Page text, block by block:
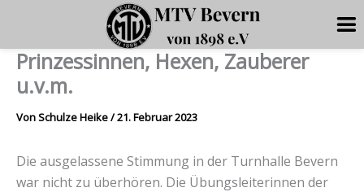
Zum
Inhalt
Prinzessinnen, Hexen, Zauberer
u.v.m.
VonSchulze Heike/21. Februar 2023
Die ausgelassene Stimmung in der Turnhalle Bevern
war nicht zu überhören. Die Übungsleiterinnen der